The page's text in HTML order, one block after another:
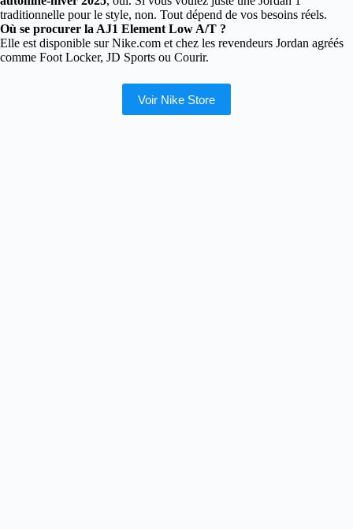
traditionnelle pour le style, non. Tout dépend de vos besoins réels.
Où se procurer la AJ1 Element Low A/T ?
Elle est disponible sur Nike.com et chez les revendeurs Jordan agréés
comme Foot Locker, JD Sports ou Courir.
Voir Nike Store